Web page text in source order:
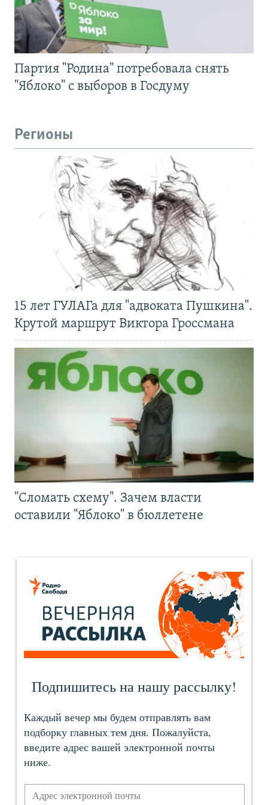
Партия "Родина" потребовала снять
"Яблоко" с выборов в Госдуму
Регионы
15 лет ГУЛАГа для "адвоката Пушкина".
Крутой маршрут Виктора Гроссмана
"Сломать схему". Зачем власти
оставили "Яблоко" в бюллетене